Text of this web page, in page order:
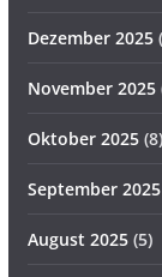
Dezember 2025
November 2025
Oktober 2025(8)
September 2025
August 2025(5)